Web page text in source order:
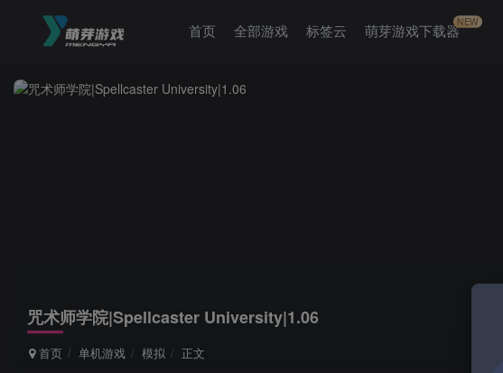
首页 全部游戏 标签云 萌芽游戏下载器NEW
咒术师学院|Spellcaster University|1.06
首页 单机游戏 模拟 正文